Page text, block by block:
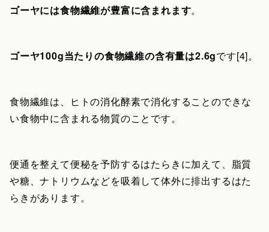
ゴーヤには食物繊維が豊富に含まれます。
ゴーヤ100g当たりの食物繊維の含有量は2.6gです[4]。
食物繊維は、ヒトの消化酵素で消化することのできな
い食物中に含まれる物質のことです。
便通を整えて便秘を予防するはたらきに加えて、脂質
や糖、ナトリウムなどを吸着して体外に排出するはた
らきがあります。